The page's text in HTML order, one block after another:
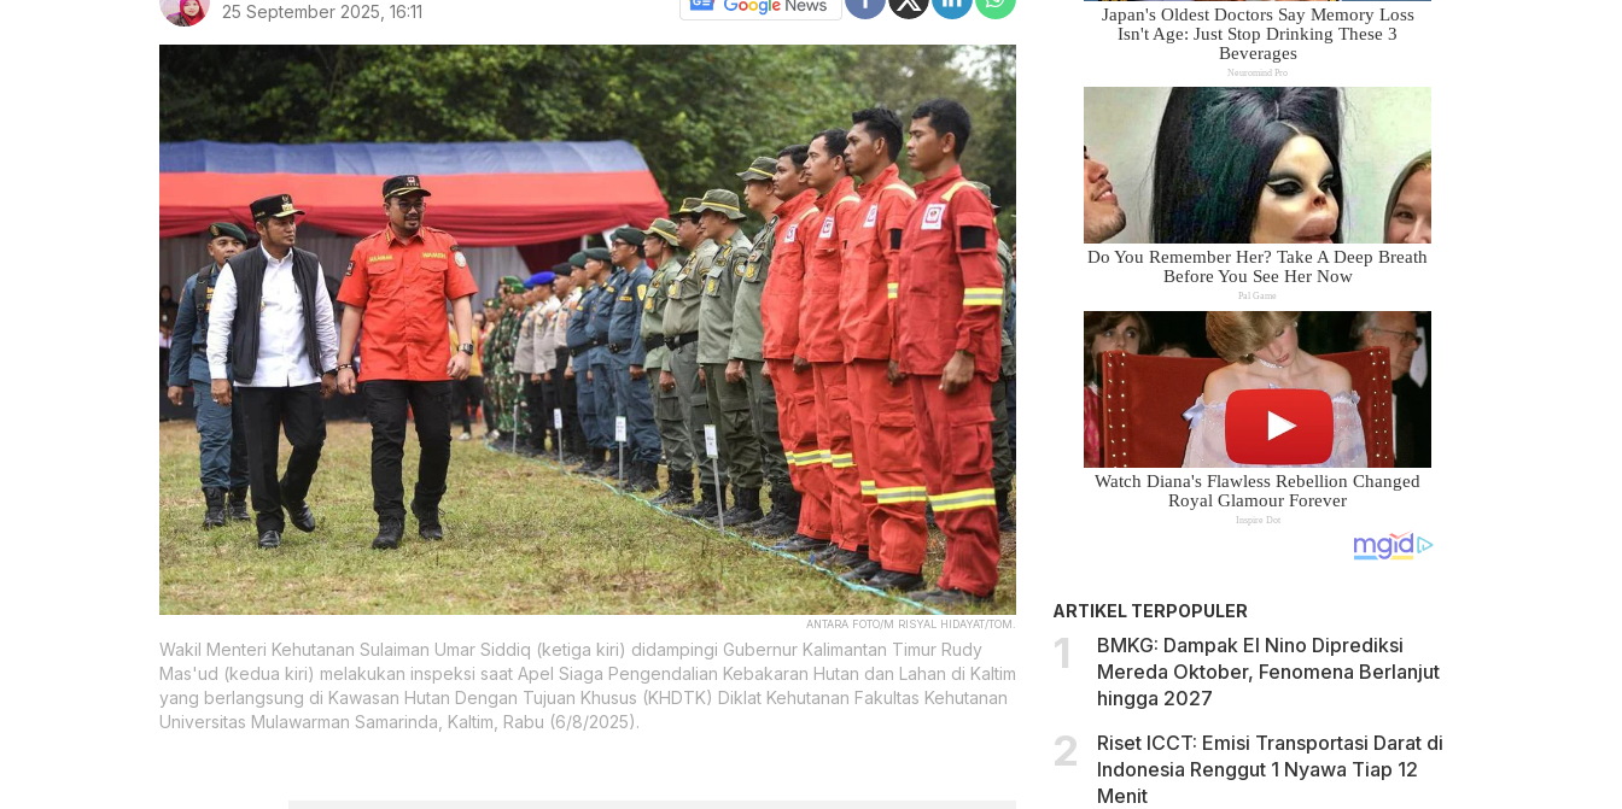
25 September 2025, 16:11
ANTARA FOTO/M RISYAL HIDAYAT/TOM.
Wakil Menteri Kehutanan Sulaiman Umar Siddiq (ketiga kiri) didampingi Gubernur Kalimantan Timur Rudy
Mas'ud (kedua kiri) melakukan inspeksi saat Apel Siaga Pengendalian Kebakaran Hutan dan Lahan di Kaltim
yang berlangsung di Kawasan Hutan Dengan Tujuan Khusus (KHDTK) Diklat Kehutanan Fakultas Kehutanan
Universitas Mulawarman Samarinda, Kaltim, Rabu (6/8/2025).
ARTIKEL TERPOPULER
BMKG: Dampak El Nino Diprediksi
Mereda Oktober, Fenomena Berlanjut
hingga 2027
Riset ICCT: Emisi Transportasi Darat di
Indonesia Renggut 1 Nyawa Tiap 12
Menit